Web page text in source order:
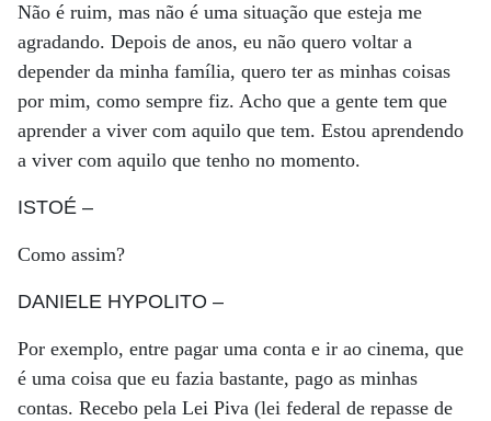
Não é ruim, mas não é uma situação que esteja me
agradando. Depois de anos, eu não quero voltar a
depender da minha família, quero ter as minhas coisas
por mim, como sempre fiz. Acho que a gente tem que
aprender a viver com aquilo que tem. Estou aprendendo
a viver com aquilo que tenho no momento.
ISTOÉ –
Como assim?
DANIELE HYPOLITO –
Por exemplo, entre pagar uma conta e ir ao cinema, que
é uma coisa que eu fazia bastante, pago as minhas
contas. Recebo pela Lei Piva (lei federal de repasse de